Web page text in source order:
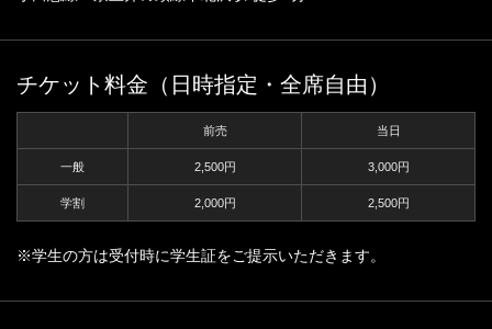
チケット料金（日時指定・全席自由）
前売 当日
一般 2,500円 3,000円
学割 2,000円 2,500円
※学生の方は受付時に学生証をご提示いただきます。